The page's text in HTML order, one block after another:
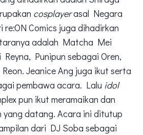
cosplayerasal Negara
Comics juga dihadirkan
adalah Matcha Mei
Punipun sebagai Oren,
Jeanice Ang juga ikut serta
pembawa acara. Lalu idol
pun ikut meramaikan dan
yang datang. Acara ini ditutup
dari DJ Soba sebagai